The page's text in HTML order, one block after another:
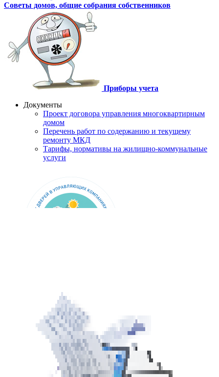
Советы домов, общие собрания собственников
Приборы учета
Документы
Проект договора управления многоквартирным
домом
Перечень работ по содержанию и текущему
ремонту МКД
Тарифы, нормативы на жилищно-коммунальные
услуги